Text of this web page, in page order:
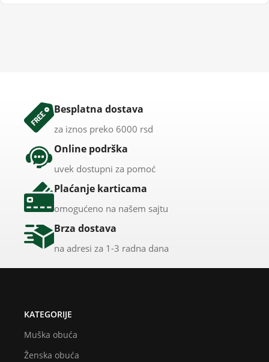
Besplatna dostava
za iznos preko 6000 rsd
Online podrška
uvek dostupni za pomoć
Plaćanje karticama
omogućeno na našem sajtu
Brza dostava
na adresi za 1-3 radna dana
KATEGORIJE
Muška obuća
Ženska obuća